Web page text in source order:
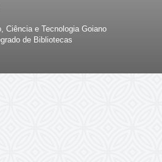
Ciência e Tecnologia Goiano
de Bibliotecas